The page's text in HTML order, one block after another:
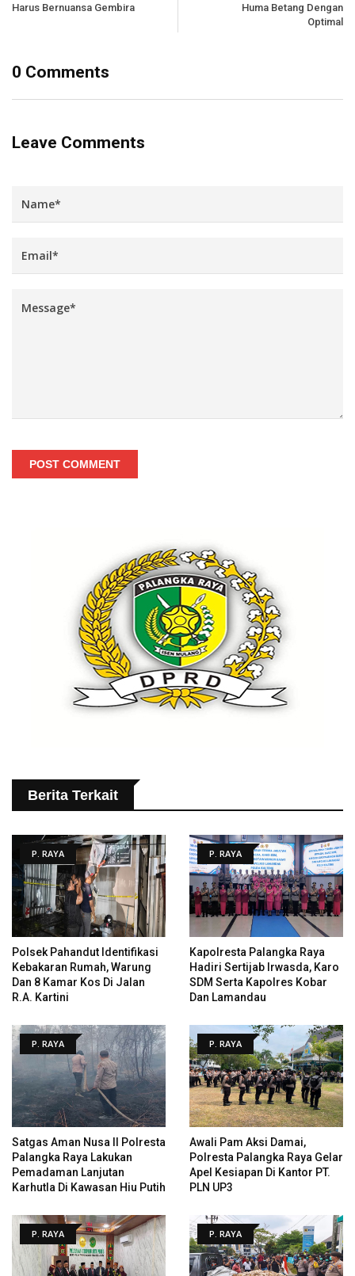
Harus Bernuansa Gembira
Huma Betang Dengan
Optimal
0 Comments
Leave Comments
POST COMMENT
Berita Terkait
P. RAYA
Polsek Pahandut Identifikasi
Kebakaran Rumah, Warung
Dan 8 Kamar Kos Di Jalan
R.A. Kartini
P. RAYA
Kapolresta Palangka Raya
Hadiri Sertijab Irwasda, Karo
SDM Serta Kapolres Kobar
Dan Lamandau
P. RAYA
Satgas Aman Nusa II Polresta
Palangka Raya Lakukan
Pemadaman Lanjutan
Karhutla Di Kawasan Hiu Putih
P. RAYA
Awali Pam Aksi Damai,
Polresta Palangka Raya Gelar
Apel Kesiapan Di Kantor PT.
PLN UP3
P. RAYA P. RAYA